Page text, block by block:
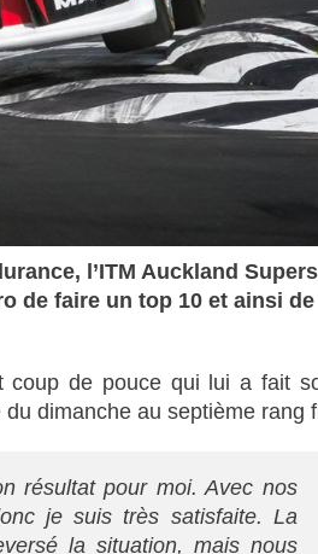
l’ITM Auckland
de faire un top 10 et ainsi de
coup de pouce qui lui a fait
dimanche au septième rang
résultat pour moi. Avec nos
je suis très satisfaite. La
la situation, mais nous